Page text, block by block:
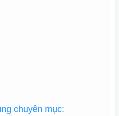
chuyên mục: